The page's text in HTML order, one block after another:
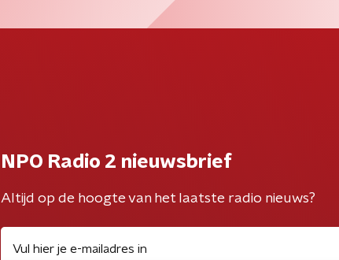
NPO Radio 2 nieuwsbrief
Altijd op de hoogte van het laatste radio nieuws?